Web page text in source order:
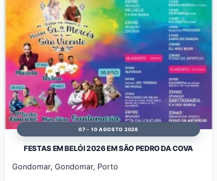
07 - 10 AGOSTO 2026
FESTAS EM BELÓI 2026 EM SÃO PEDRO DA COVA
Gondomar, Gondomar, Porto